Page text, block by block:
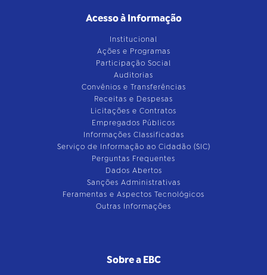
Acesso à Informação
Institucional
Ações e Programas
Participação Social
Auditorias
Convênios e Transferências
Receitas e Despesas
Licitações e Contratos
Empregados Públicos
Informações Classificadas
Serviço de Informação ao Cidadão (SIC)
Perguntas Frequentes
Dados Abertos
Sanções Administrativas
Feramentas e Aspectos Tecnológicos
Outras Informações
Sobre a EBC